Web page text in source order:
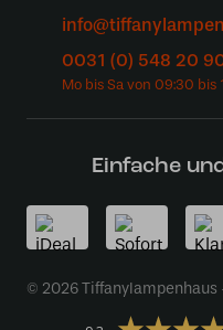
0031 (0) 548 20
Einfache
© 2026